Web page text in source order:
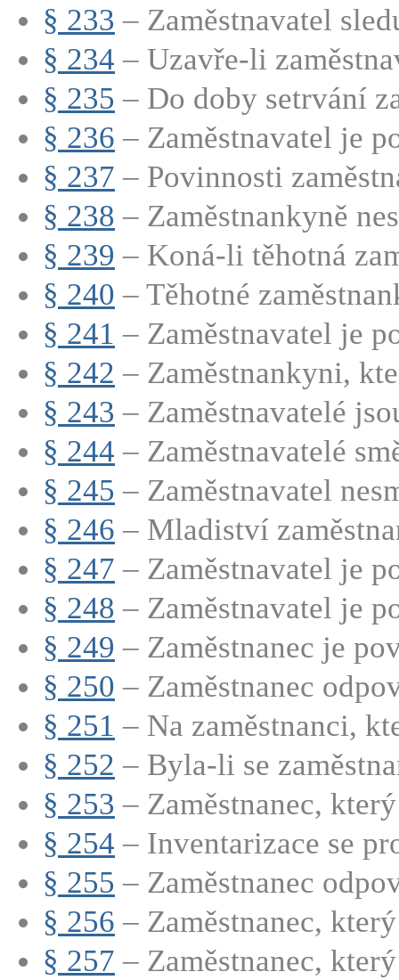
§ 233 – Zaměstnavatel
§ 234 – Uzavře-li
§ 235 – Do doby setrvání
§ 236 – Zaměstnavatel je
§ 237 – Povinnosti
§ 238 – Zaměstnankyně
§ 239 – Koná-li těhotná
§ 240 – Těhotné
§ 241 – Zaměstnavatel je
§ 242 – Zaměstnankyni,
§ 243 – Zaměstnavatelé
§ 244 – Zaměstnavatelé
§ 245 – Zaměstnavatel
§ 246 – Mladiství
§ 247 – Zaměstnavatel je
§ 248 – Zaměstnavatel je
§ 249 – Zaměstnanec je
§ 250 – Zaměstnanec
§ 251 – Na zaměstnanci,
§ 252 – Byla-li se
§ 253 – Zaměstnanec,
§ 254 – Inventarizace se
§ 255 – Zaměstnanec
§ 256 – Zaměstnanec,
§ 257 – Zaměstnanec,